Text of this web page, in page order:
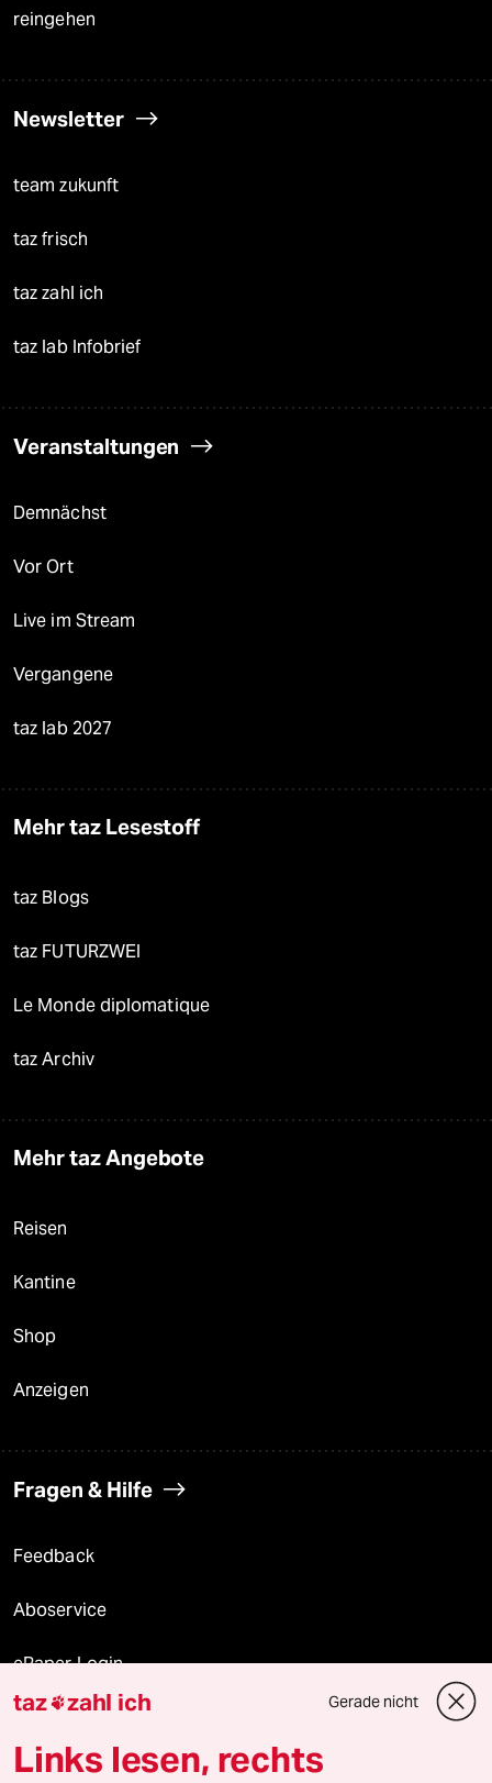
reingehen
Newsletter
team zukunft
taz frisch
taz zahl ich
taz lab Infobrief
Veranstaltungen
Demnächst
Vor Ort
Live im Stream
Vergangene
taz lab 2027
Mehr taz Lesestoff
taz Blogs
taz FUTURZWEI
Le Monde diplomatique
taz Archiv
Mehr taz Angebote
Reisen
Kantine
Shop
Anzeigen
Fragen & Hilfe
Feedback
Aboservice
ePaper Login
Downloads für Abonnierende
taz zahl ich Gerade nicht
Links lesen, rechts